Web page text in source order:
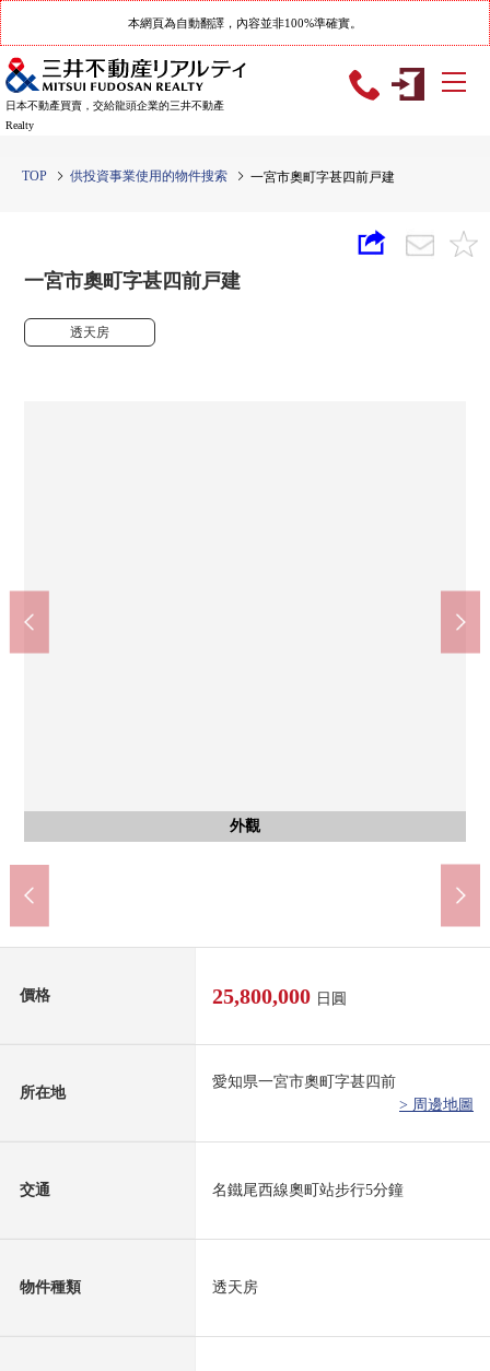
本網頁為自動翻譯，內容並非100%準確實。
日本不動產買賣，交給龍頭企業的三井不動產
Realty
TOP 供投資事業使用的物件搜索 一宮市奧町字甚四前戸建
一宮市奧町字甚四前戸建
透天房
外觀
全體區劃圖
外觀
外觀
客廳
客廳
客廳
廚房
洗臉
公共汽車
室內
室內
室內
室內
室內
廁所
洗臉
風景
含有前面道路的外觀
含有前面道路的外觀
含有前面道路的外觀
價格 25,800,000 日圓
所在地
愛知県一宮市奧町字甚四前
> 周邊地圖
交通 名鐵尾西線奧町站步行5分鐘
物件種類 透天房